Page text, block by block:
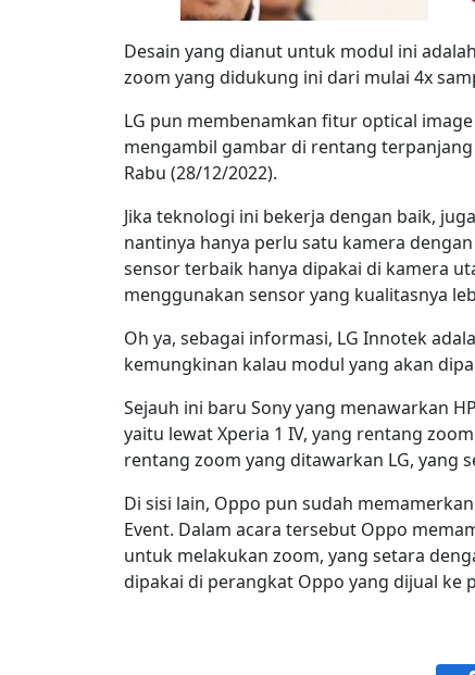
Desain yang dianut untuk modul ini
zoom yang didukung ini dari mulai 4x
LG pun membenamkan fitur optical
mengambil gambar di rentang
Rabu (28/12/2022).
Jika teknologi ini bekerja dengan baik,
nantinya hanya perlu satu kamera
sensor terbaik hanya dipakai di kamera
menggunakan sensor yang kualitasnya
Oh ya, sebagai informasi, LG Innotek
kemungkinan kalau modul yang akan
Sejauh ini baru Sony yang menawarkan
yaitu lewat Xperia 1 IV, yang rentang
rentang zoom yang ditawarkan LG, yang
Di sisi lain, Oppo pun sudah
Event. Dalam acara tersebut Oppo
untuk melakukan zoom, yang setara
dipakai di perangkat Oppo yang dijual ke